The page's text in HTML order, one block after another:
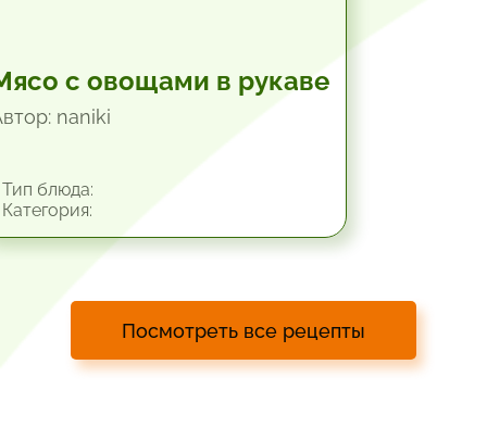
с овощами в рукаве
naniki
блюда:
Посмотреть все рецепты